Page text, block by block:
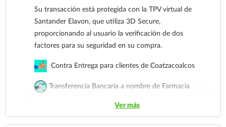
Ver más
Su transacción está protegida con la TPV virtual de
Santander Elavon, que utiliza 3D Secure,
proporcionando al usuario la verificación de dos
factores para su seguridad en su compra.
Contra Entrega para clientes de Coatzacoalcos
Transferencia Bancaria a nombre de Farmacia
cuenta: Clave: 014854655008143954
Ver más